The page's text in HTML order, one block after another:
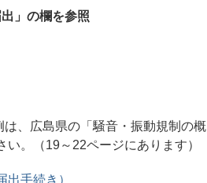
」の欄を参照
、広島県の「騒音・振動規制の概
。（19～22ページにあります）
手続き）